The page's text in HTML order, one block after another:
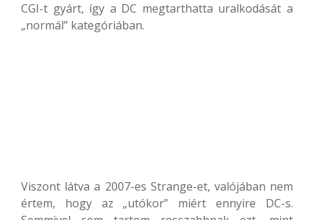
CGI-t gyárt, így a DC megtarthatta uralkodását a
„normál” kategóriában.
Viszont látva a 2007-es Strange-et, valójában nem
értem, hogy az „utókor” miért ennyire DC-s.